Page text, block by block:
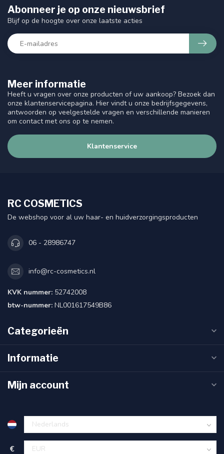
Meer informatie
Heeft u vragen over onze producten of uw aankoop? Bezoek dan
onze klantenservicepagina. Hier vindt u onze bedrijfsgegevens,
antwoorden op veelgestelde vragen en verschillende manieren
om contact met ons op te nemen.
Klantenservice
Abonneer je op onze nieuwsbrief
Blijf op de hoogte over onze laatste acties
RC COSMETICS
De webshop voor al uw haar- en huidverzorgingsproducten
06 - 28986747
info@rc-cosmetics.nl
KVK nummer: 52742008
btw-nummer: NL001617549B86
Categorieën
Informatie
Mijn account
€